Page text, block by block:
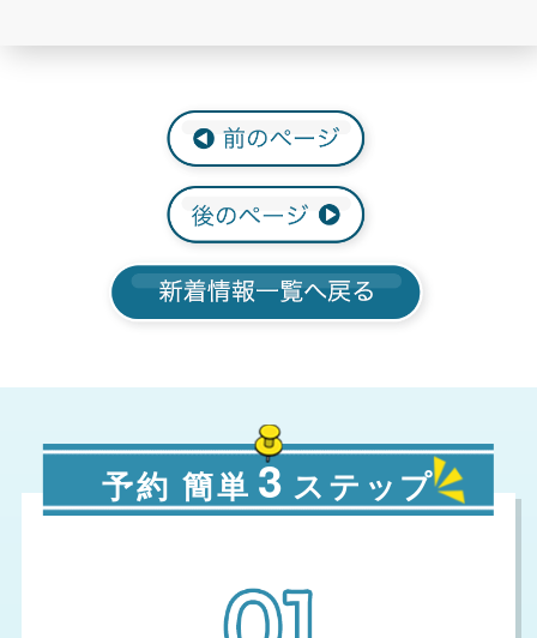
予約 簡単 3 ステップ